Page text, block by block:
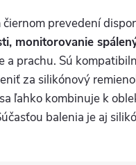
prevedení
monitorovanie
a prachu. Sú
za silikónový
ľahko kombinuje k
balenia je aj